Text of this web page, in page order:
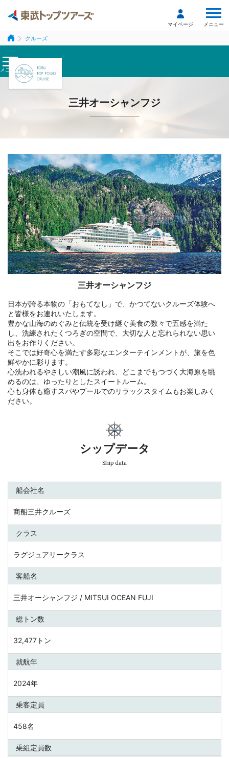
マイページ メニュー
クルーズ
メニュー
三井オーシャンフジ
三井オーシャンフジ
日本が誇る本物の「おもてなし」で、かつてないクルーズ体験へ
と皆様をお連れいたします。
豊かな山海のめぐみと伝統を受け継ぐ美食の数々で五感を満た
し、洗練されたくつろぎの空間で、大切な人と忘れられない思い
出をお作りください。
そこでは好奇心を満たす多彩なエンターテインメントが、旅を色
鮮やかに彩ります。
心洗われるやさしい潮風に誘われ、どこまでもつづく大海原を眺
めるのは、ゆったりとしたスイートルーム。
心も身体も癒すスパやプールでのリラックスタイムもお楽しみく
ださい。
シップデータ
Ship data
船会社名
商船三井クルーズ
クラス
ラグジュアリークラス
客船名
三井オーシャンフジ / MITSUI OCEAN FUJI
総トン数
32,477トン
就航年
2024年
乗客定員
458名
乗組定員数